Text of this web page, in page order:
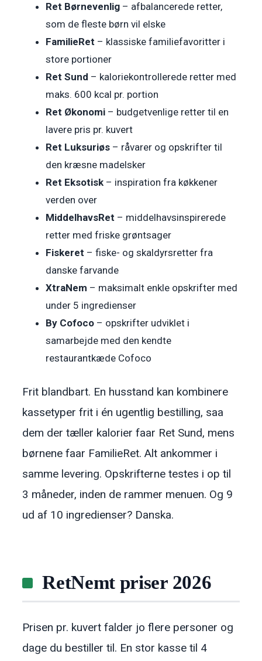
Ret Børnevenlig – afbalancerede retter,
som de fleste børn vil elske
FamilieRet – klassiske familiefavoritter i
store portioner
Ret Sund – kaloriekontrollerede retter med
maks. 600 kcal pr. portion
Ret Økonomi – budgetvenlige retter til en
lavere pris pr. kuvert
Ret Luksuriøs – råvarer og opskrifter til
den kræsne madelsker
Ret Eksotisk – inspiration fra køkkener
verden over
MiddelhavsRet – middelhavsinspirerede
retter med friske grøntsager
Fiskeret – fiske- og skaldyrsretter fra
danske farvande
XtraNem – maksimalt enkle opskrifter med
under 5 ingredienser
By Cofoco – opskrifter udviklet i
samarbejde med den kendte
restaurantkæde Cofoco
Frit blandbart. En husstand kan kombinere
kassetyper frit i én ugentlig bestilling, saa
dem der tæller kalorier faar Ret Sund, mens
børnene faar FamilieRet. Alt ankommer i
samme levering. Opskrifterne testes i op til
3 måneder, inden de rammer menuen. Og 9
ud af 10 ingredienser? Danska.
RetNemt priser 2026
Prisen pr. kuvert falder jo flere personer og
dage du bestiller til. En stor kasse til 4